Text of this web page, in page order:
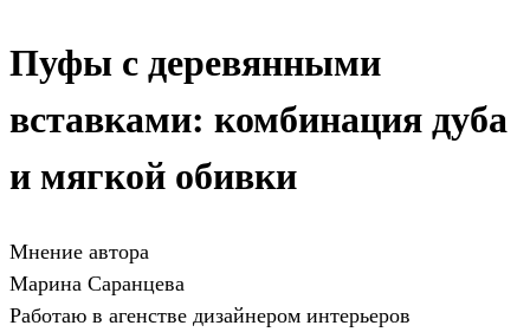
Пуфы с деревянными
вставками: комбинация дуба
и мягкой обивки
Мнение автора
Марина Саранцева
Работаю в агенстве дизайнером интерьеров